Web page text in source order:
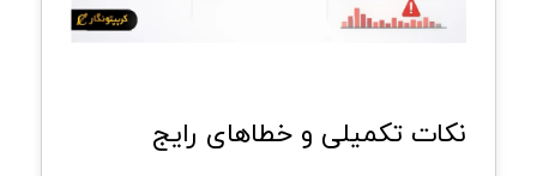
نکات تکمیلی و خطاهای رایج